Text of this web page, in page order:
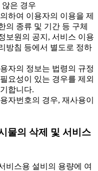
은 경우
하여 이용자의 이용을 제
의 종류 및 기간 등 구체
보원의 공지, 서비스 이용
방침 등에서 별도로 정하
자의 정보는 법령의 규정
요성이 있는 경우를 제외
합니다.
자번호의 경우, 재사용이
물의 삭제 및 서비스
비스용 설비의 용량에 여